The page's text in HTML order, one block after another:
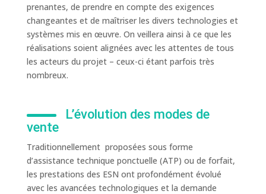
prenantes, de prendre en compte des exigences
changeantes et de maîtriser les divers technologies et
systèmes mis en œuvre. On veillera ainsi à ce que les
réalisations soient alignées avec les attentes de tous
les acteurs du projet – ceux-ci étant parfois très
nombreux.
L’évolution des modes de
vente
Traditionnellement proposées sous forme
d’assistance technique ponctuelle (ATP) ou de forfait,
les prestations des ESN ont profondément évolué
avec les avancées technologiques et la demande